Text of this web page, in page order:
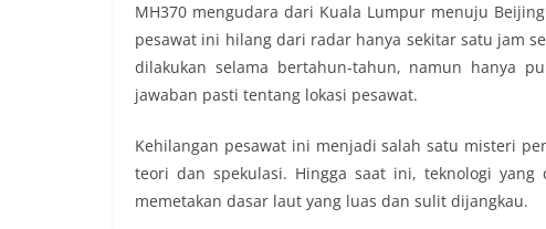
MH370 mengudara dari Kuala Lumpur menuju
pesawat ini hilang dari radar hanya sekitar satu jam
dilakukan selama bertahun-tahun, namun hanya
jawaban pasti tentang lokasi pesawat.
Kehilangan pesawat ini menjadi salah satu misteri
teori dan spekulasi. Hingga saat ini, teknologi yang
memetakan dasar laut yang luas dan sulit dijangkau.